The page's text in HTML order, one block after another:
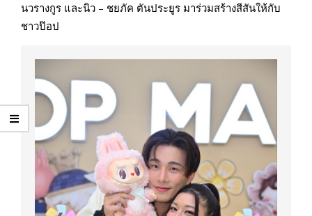
นวรางกูร และนิว – ชยภัค ตันประยูร มาร่วมสร้างสีสันให้กับ
ชาวป๊อป